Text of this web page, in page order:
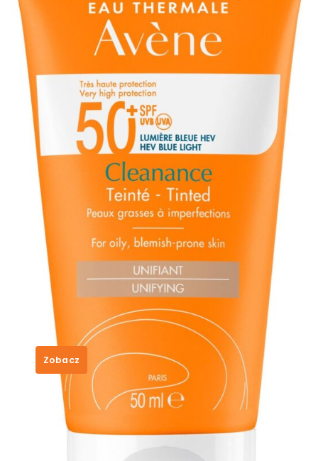
AVENE BARDZO WYSOKA OCHRONA
CLEANANCE Koloryzujący SPF50+
50ml
55,99
Zobacz
59ed09558fdb
Category:
meskie perfumy 2021,perfumy meskie
perfumy obcas